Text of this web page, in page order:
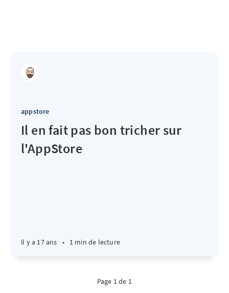
appstore
Il en fait pas bon tricher sur
l'AppStore
il y a 17 ans • 1 min de lecture
Page 1 de 1